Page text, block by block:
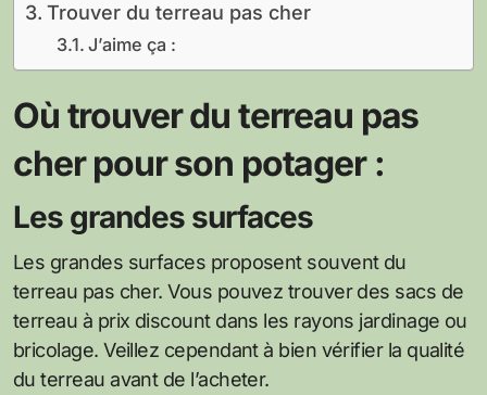
Trouver du terreau pas cher
J’aime ça :
Où trouver du terreau pas
cher pour son potager :
Les grandes surfaces
Les grandes surfaces proposent souvent du
terreau pas cher. Vous pouvez trouver des sacs de
terreau à prix discount dans les rayons jardinage ou
bricolage. Veillez cependant à bien vérifier la qualité
du terreau avant de l’acheter.